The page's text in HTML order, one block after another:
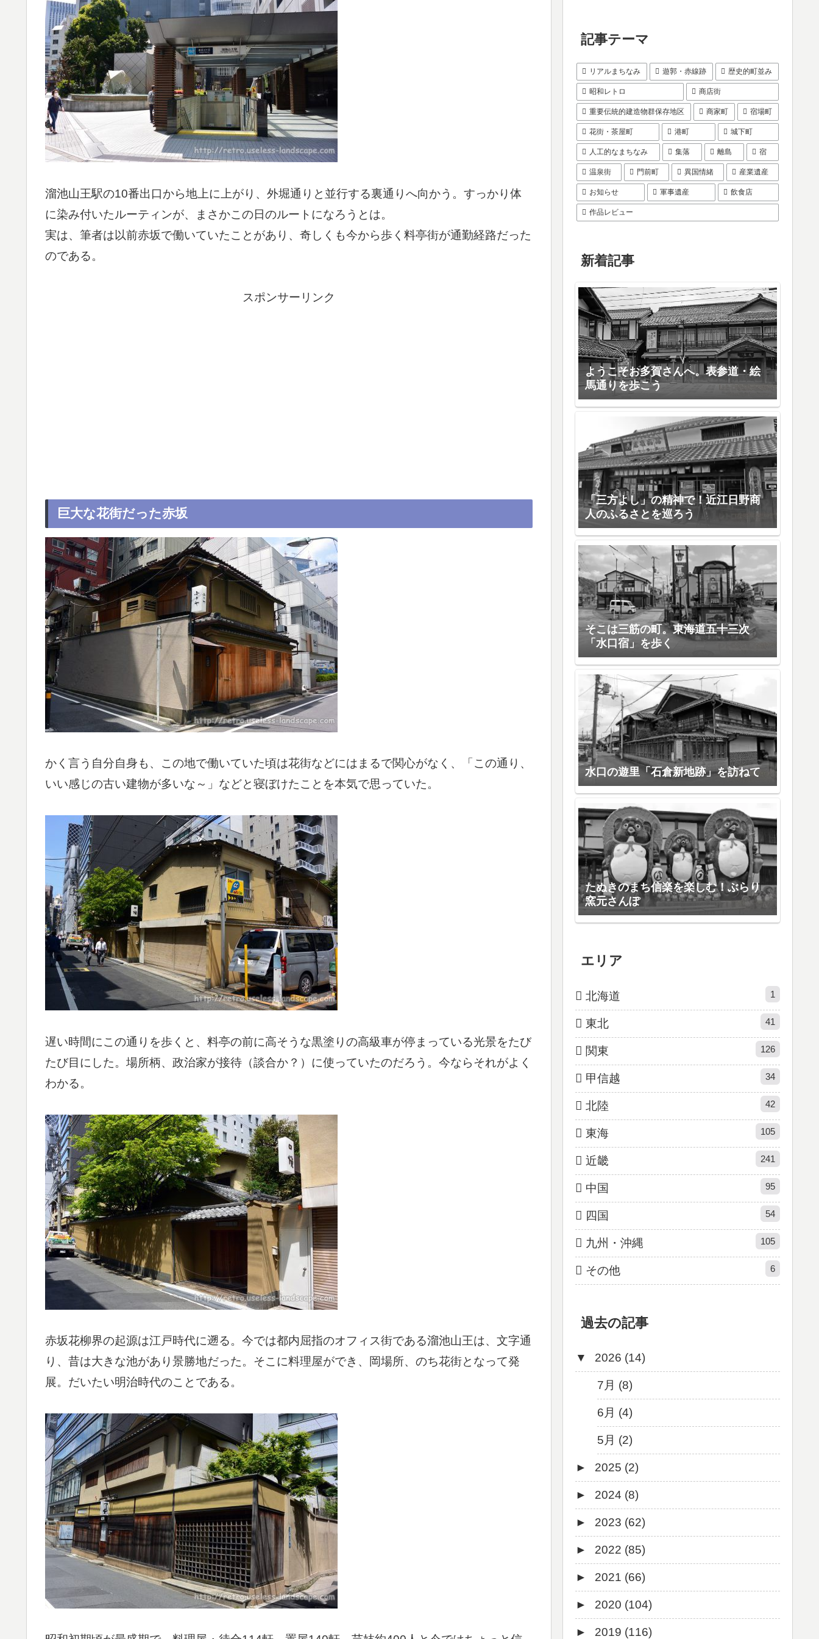
溜池山王駅の10番出口から地上に上がり、外堀通りと並行する裏通りへ向かう。すっかり体
に染み付いたルーティンが、まさかこの日のルートになろうとは。
実は、筆者は以前赤坂で働いていたことがあり、奇しくも今から歩く料亭街が通勤経路だった
のである。
スポンサーリンク
巨大な花街だった赤坂
かく言う自分自身も、この地で働いていた頃は花街などにはまるで関心がなく、「この通り、
いい感じの古い建物が多いな～」などと寝ぼけたことを本気で思っていた。
遅い時間にこの通りを歩くと、料亭の前に高そうな黒塗りの高級車が停まっている光景をたび
たび目にした。場所柄、政治家が接待（談合か？）に使っていたのだろう。今ならそれがよく
わかる。
赤坂花柳界の起源は江戸時代に遡る。今では都内屈指のオフィス街である溜池山王は、文字通
り、昔は大きな池があり景勝地だった。そこに料理屋ができ、岡場所、のち花街となって発
展。だいたい明治時代のことである。
記事テーマ
リアルまちなみ 遊郭・赤線跡 歴史的町並み
昭和レトロ 商店街
重要伝統的建造物群保存地区 商家町 宿場町
花街・茶屋町 港町 城下町
人工的なまちなみ 集落 離島 宿
温泉街 門前町 異国情緒 産業遺産
お知らせ 軍事遺産 飲食店
作品レビュー
新着記事
ようこそお多賀さんへ。表参道・絵
馬通りを歩こう
「三方よし」の精神で！近江日野商
人のふるさとを巡ろう
そこは三筋の町。東海道五十三次
「水口宿」を歩く
水口の遊里「石倉新地跡」を訪ねて
たぬきのまち信楽を楽しむ！ぶらり
窯元さんぽ
エリア
北海道 1
東北 41
関東 126
甲信越 34
北陸 42
東海 105
近畿 241
中国 95
四国 54
九州・沖縄 105
その他 6
過去の記事
▼ 2026 (14)
7月 (8)
6月 (4)
5月 (2)
► 2025 (2)
12月 (1)
6月 (1)
► 2024 (8)
8月 (1)
7月 (1)
5月 (2)
4月 (3)
3月 (1)
► 2023 (62)
9月 (1)
8月 (1)
7月 (8)
6月 (5)
► 2022 (85)
12月 (3)
10月 (1)
9月 (4)
► 2021 (66)
12月 (4)
11月 (8)
► 2020 (104)
12月 (7)
► 2019 (116)